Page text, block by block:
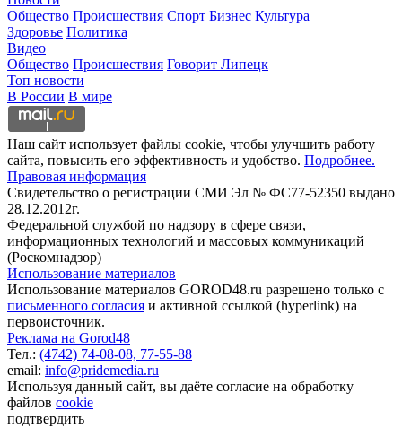
Общество Происшествия Спорт Бизнес Культура
Здоровье Политика
Видео
Общество Происшествия Говорит Липецк
Топ новости
В России В мире
Наш сайт использует файлы cookie, чтобы улучшить работу
сайта, повысить его эффективность и удобство. Подробнее.
Правовая информация
Свидетельство о регистрации СМИ Эл № ФС77-52350 выдано
28.12.2012г.
Федеральной службой по надзору в сфере связи,
информационных технологий и массовых коммуникаций
(Роскомнадзор)
Использование материалов
Использование материалов GOROD48.ru разрешено только с
письменного согласия и активной ссылкой (hyperlink) на
первоисточник.
Реклама на Gorod48
Тел.: (4742) 74-08-08, 77-55-88
email: info@pridemedia.ru
Используя данный сайт, вы даёте согласие на обработку
файлов cookie
подтвердить